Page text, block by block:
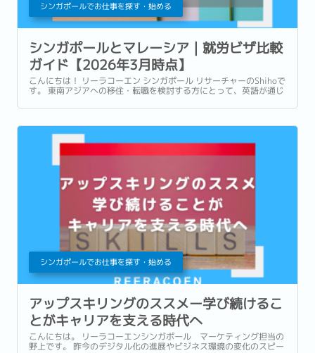
シンガポールでお仕事を探す・始める
シンガポールとマレーシア｜就労ビザ比較
ガイド【2026年3月時点】
こんにちは！ リーラコーエン シンガポール リサーチャーのShihoで
す。 東南アジアへの移住・転職を検討する方にとって、英語が通じ
であるシンガポールとマレーシアは、人気候補地と言えます。...
シンガポールでお仕事を探す・始める
アップスキリングのススメー学び続けるこ
とがキャリアを支える時代へ
こんにちは。 リーラコーエンシンガポール マーケティング担当の
野上です。 昨今のデジタル化の進展やビジネス環境の変化のスピー